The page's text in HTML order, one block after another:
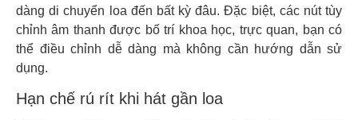
dàng di chuyển loa đến bất kỳ đâu. Đặc biệt, các nút tùy
chỉnh âm thanh được bố trí khoa học, trực quan, bạn có
thể điều chỉnh dễ dàng mà không cần hướng dẫn sử
dụng.
Hạn chế rú rít khi hát gần loa